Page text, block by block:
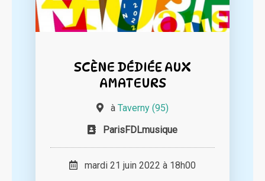
SCÈNE DÉDIÉE AUX
AMATEURS
à Taverny (95)
ParisFDLmusique
mardi 21 juin 2022 à 18h00